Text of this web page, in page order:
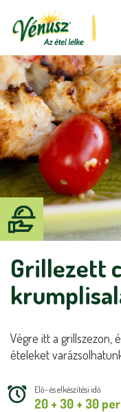
Grillezett
Végre itt a grillszezon,
ételeket
Elő- és elkészítési idő
20 + 30 + 30